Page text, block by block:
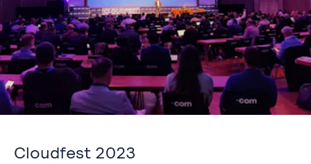
Cloudfest 2023